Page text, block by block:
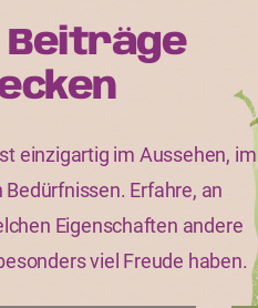
einzigartig im Aussehen, im
Erfahre, an
Eigenschaften andere
viel Freude haben.